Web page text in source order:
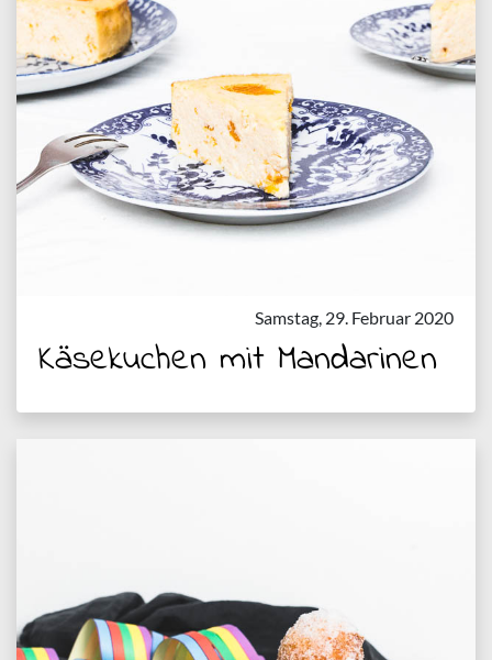
Samstag, 29. Februar 2020
Käsekuchen mit Mandarinen